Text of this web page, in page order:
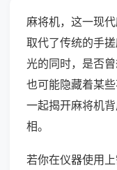
麻将机，这一现
取代了传统的手
光的同时，是否
也可能隐藏着某
一起揭开麻将机
相。
若你在仪器使用